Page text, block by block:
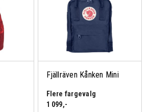
Fjällräven Kånken Mini
Flere fargevalg
1 099,-